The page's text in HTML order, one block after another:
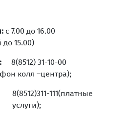
с 7.00 до 16.00
15.00)
8(8512) 31-10-00
колл –центра);
8(8512)311-111(платные
услуги);